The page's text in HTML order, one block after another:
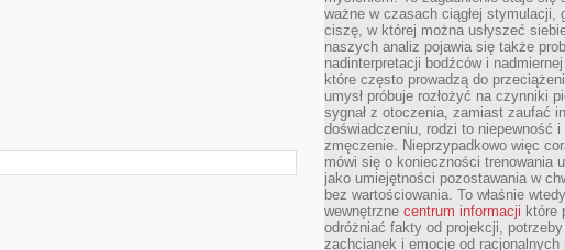
ważne w czasach ciągłej stymulacji,
ciszę, w której można usłyszeć
naszych analiz pojawia się także
nadinterpretacji bodźców i
które często prowadzą do
umysł próbuje rozłożyć na czynniki
sygnał z otoczenia, zamiast zaufać
doświadczeniu, rodzi to niepewność i
zmęczenie. Nieprzypadkowo więc
mówi się o konieczności trenowania
jako umiejętności pozostawania w
bez wartościowania. To właśnie
wewnętrzne centrum informacji które
odróżniać fakty od projekcji, potrzeby
zachcianek i emocje od racjonalnych